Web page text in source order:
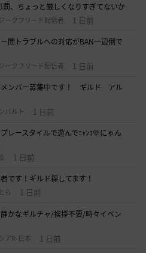
罰、ちょっと厳しくなりすぎてないか
ークフリード配信者 1 日前
間トラブルへの対応がBAN一辺倒で
ークフリード配信者 1 日前
メンバー募集中です！ ギルド アル
バルト 1 日前
レースタイルで遊んでﾆｬﾝｺ💛にゃん
1 日前
です！ギルド探してます！
ら 1 日前
静かなギルチャ/挨拶不要/時々イベン
アR-日本 1 日前